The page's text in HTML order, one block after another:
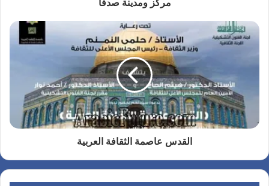
مركز ومدينة صدفا
القدس عاصمة الثقافة العربية